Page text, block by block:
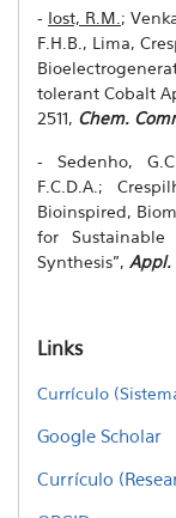
- Iost, R.M. ;
F.H.B., Lima,
tolerant Cobalt
2511, Chem.
- Sedenho,
F.C.D.A.;
Bioinspired,
for Sustainable
Synthesis", Appl.
Links
Currículo
Google Scholar
Currículo